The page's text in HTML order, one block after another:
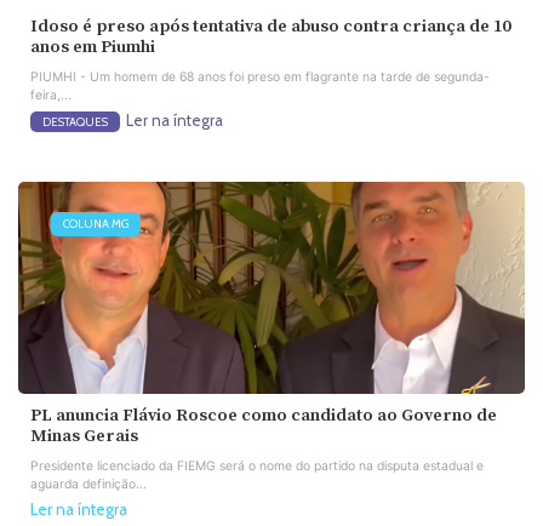
Idoso é preso após tentativa de abuso contra criança de 10
anos em Piumhi
PIUMHI - Um homem de 68 anos foi preso em flagrante na tarde de segunda-
feira,...
DESTAQUES Ler na íntegra
COLUNA MG
PL anuncia Flávio Roscoe como candidato ao Governo de
Minas Gerais
Presidente licenciado da FIEMG será o nome do partido na disputa estadual e
aguarda definição...
Ler na íntegra